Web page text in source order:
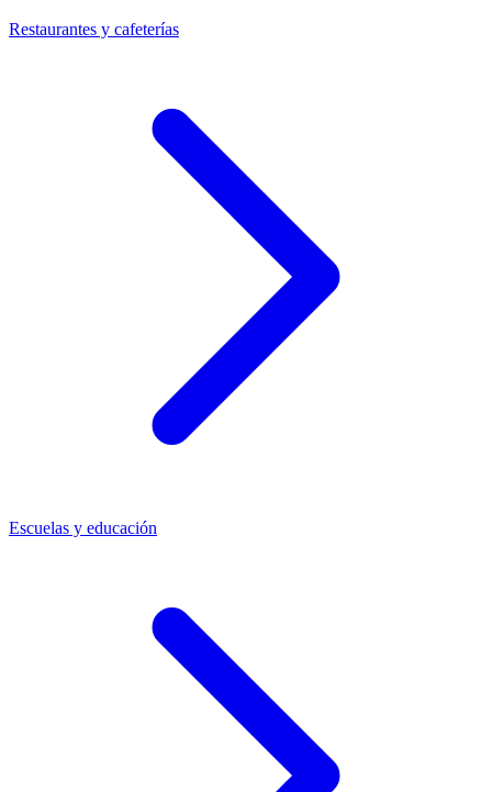
Restaurantes y cafeterías
Escuelas y educación